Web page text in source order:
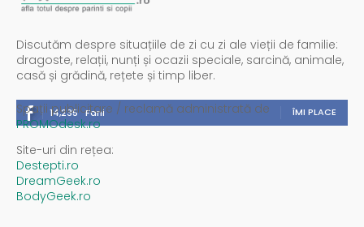
Discutăm despre situațiile de zi cu zi ale vieții de familie:
dragoste, relații, nunți și ocazii speciale, sarcină, animale,
casă și grădină, rețete și timp liber.
14,235 Fani ÎMI PLACE
Spații publicitare / reclamă administrată de
PROMOdesk.ro
Site-uri din rețea:
Destepti.ro
DreamGeek.ro
BodyGeek.ro